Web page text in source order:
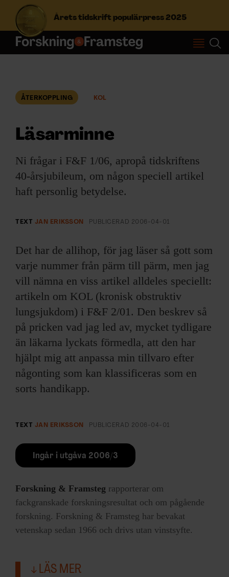
Årets tidskrift populärpress 2025
S
f
r
:
Logga in
NYHETSBREV
LYSSNA/PODD
EVENEMANG & RESOR
SHOP
KONTAKTA F&F
SKRIV I F&F
PRENUMERERA PÅ F&F
ANNONSERA I F&F
OM F&F
ÅTERKOPPLING KOL
Läsarminne
Ni frågar i F&F 1/06, apropå tidskriftens
40-årsjubileum, om någon speciell artikel
haft personlig betydelse.
TEXT JAN ERIKSSON PUBLICERAD 2006-04-01
Det har de allihop, för jag läser så gott som
varje nummer från pärm till pärm, men jag
vill nämna en viss artikel alldeles speciellt:
artikeln om KOL (kronisk obstruktiv
lungsjukdom) i F&F 2/01. Den beskrev så
på pricken vad jag led av, mycket tydligare
än läkarna lyckats förmedla, att den har
hjälpt mig att anpassa min tillvaro efter
någonting som kan klassificeras som en
sorts handikapp.
TEXT JAN ERIKSSON PUBLICERAD 2006-04-01
Ingår i utgåva 2006/3
Forskning & Framsteg rapporterar om
fackgranskade forskningsresultat och om pågående
forskning. Forskning & Framsteg har bevakat
vetenskap sedan 1966 och drivs utan vinstsyfte.
LÄS MER